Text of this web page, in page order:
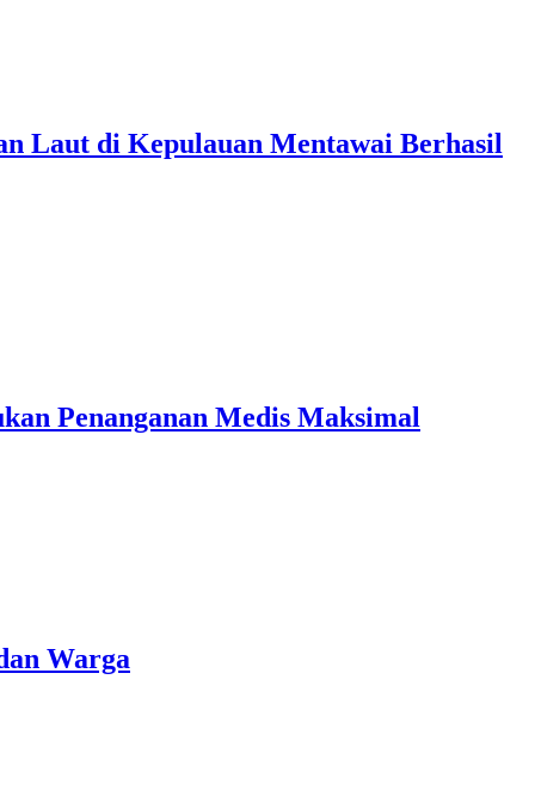
Laut di Kepulauan Mentawai Berhasil
Penanganan Medis Maksimal
Warga